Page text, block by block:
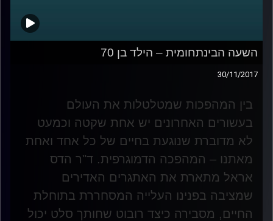
השעה הבינתחומית – הילד בן 70
30/11/2017
בין המהפכות שמטלטלות את העולם
בעשורים האחרונים יש אחת שקטה וכמעט
לא מדוברת שנוגעת בחיים של כל אחד ואחת
מאתנו – המהפכה הדמוגרפית. ד"ר הדס
אראל מתארת את האתגרים האדירים
שמציבה בפנינו העלייה המסחררת בתוחלת
החיים, מסבירה כיצד רובוט שחותך סלט יכול